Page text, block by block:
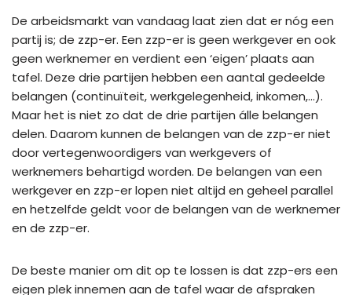
De arbeidsmarkt van vandaag laat zien dat er nóg een
partij is; de zzp-er. Een zzp-er is geen werkgever en ook
geen werknemer en verdient een ‘eigen’ plaats aan
tafel. Deze drie partijen hebben een aantal gedeelde
belangen (continuïteit, werkgelegenheid, inkomen,…).
Maar het is niet zo dat de drie partijen álle belangen
delen. Daarom kunnen de belangen van de zzp-er niet
door vertegenwoordigers van werkgevers of
werknemers behartigd worden. De belangen van een
werkgever en zzp-er lopen niet altijd en geheel parallel
en hetzelfde geldt voor de belangen van de werknemer
en de zzp-er.
De beste manier om dit op te lossen is dat zzp-ers een
eigen plek innemen aan de tafel waar de afspraken